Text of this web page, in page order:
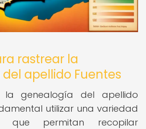
rastrear la
apellido Fuentes
la genealogía del apellido
utilizar una variedad
que permitan recopilar